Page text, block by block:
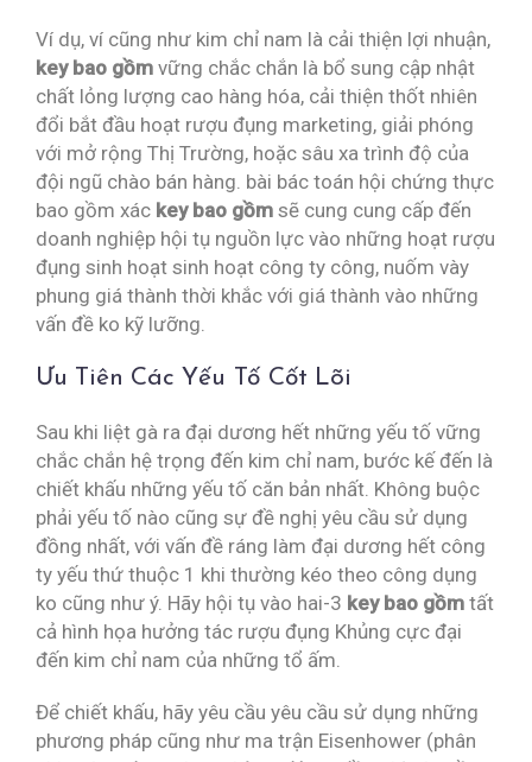
Ví dụ, ví cũng như kim chỉ nam là cải thiện lợi nhuận,
key bao gồm vững chắc chắn là bổ sung cập nhật
chất lỏng lượng cao hàng hóa, cải thiện thốt nhiên
đổi bắt đầu hoạt rượu đụng marketing, giải phóng
với mở rộng Thị Trường, hoặc sâu xa trình độ của
đội ngũ chào bán hàng. bài bác toán hội chứng thực
bao gồm xác key bao gồm sẽ cung cung cấp đến
doanh nghiệp hội tụ nguồn lực vào những hoạt rượu
đụng sinh hoạt sinh hoạt công ty công, nuốm vày
phung giá thành thời khắc với giá thành vào những
vấn đề ko kỹ lưỡng.
Ưu Tiên Các Yếu Tố Cốt Lõi
Sau khi liệt gà ra đại dương hết những yếu tố vững
chắc chắn hệ trọng đến kim chỉ nam, bước kế đến là
chiết khấu những yếu tố căn bản nhất. Không buộc
phải yếu tố nào cũng sự đề nghị yêu cầu sử dụng
đồng nhất, với vấn đề ráng làm đại dương hết công
ty yếu thứ thuộc 1 khi thường kéo theo công dụng
ko cũng như ý. Hãy hội tụ vào hai-3 key bao gồm tất
cả hình họa hưởng tác rượu đụng Khủng cực đại
đến kim chỉ nam của những tổ ấm.
Để chiết khấu, hãy yêu cầu yêu cầu sử dụng những
phương pháp cũng như ma trận Eisenhower (phân